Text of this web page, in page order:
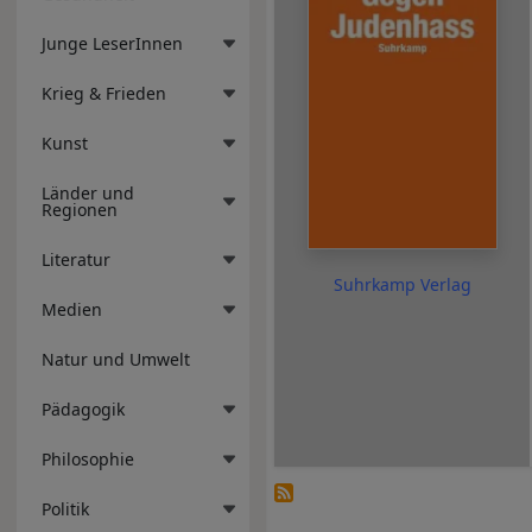
Junge LeserInnen
Krieg & Frieden
Kunst
Länder und
Regionen
Literatur
Medien
Natur und Umwelt
Pädagogik
Philosophie
Politik
Suhrkamp Verlag